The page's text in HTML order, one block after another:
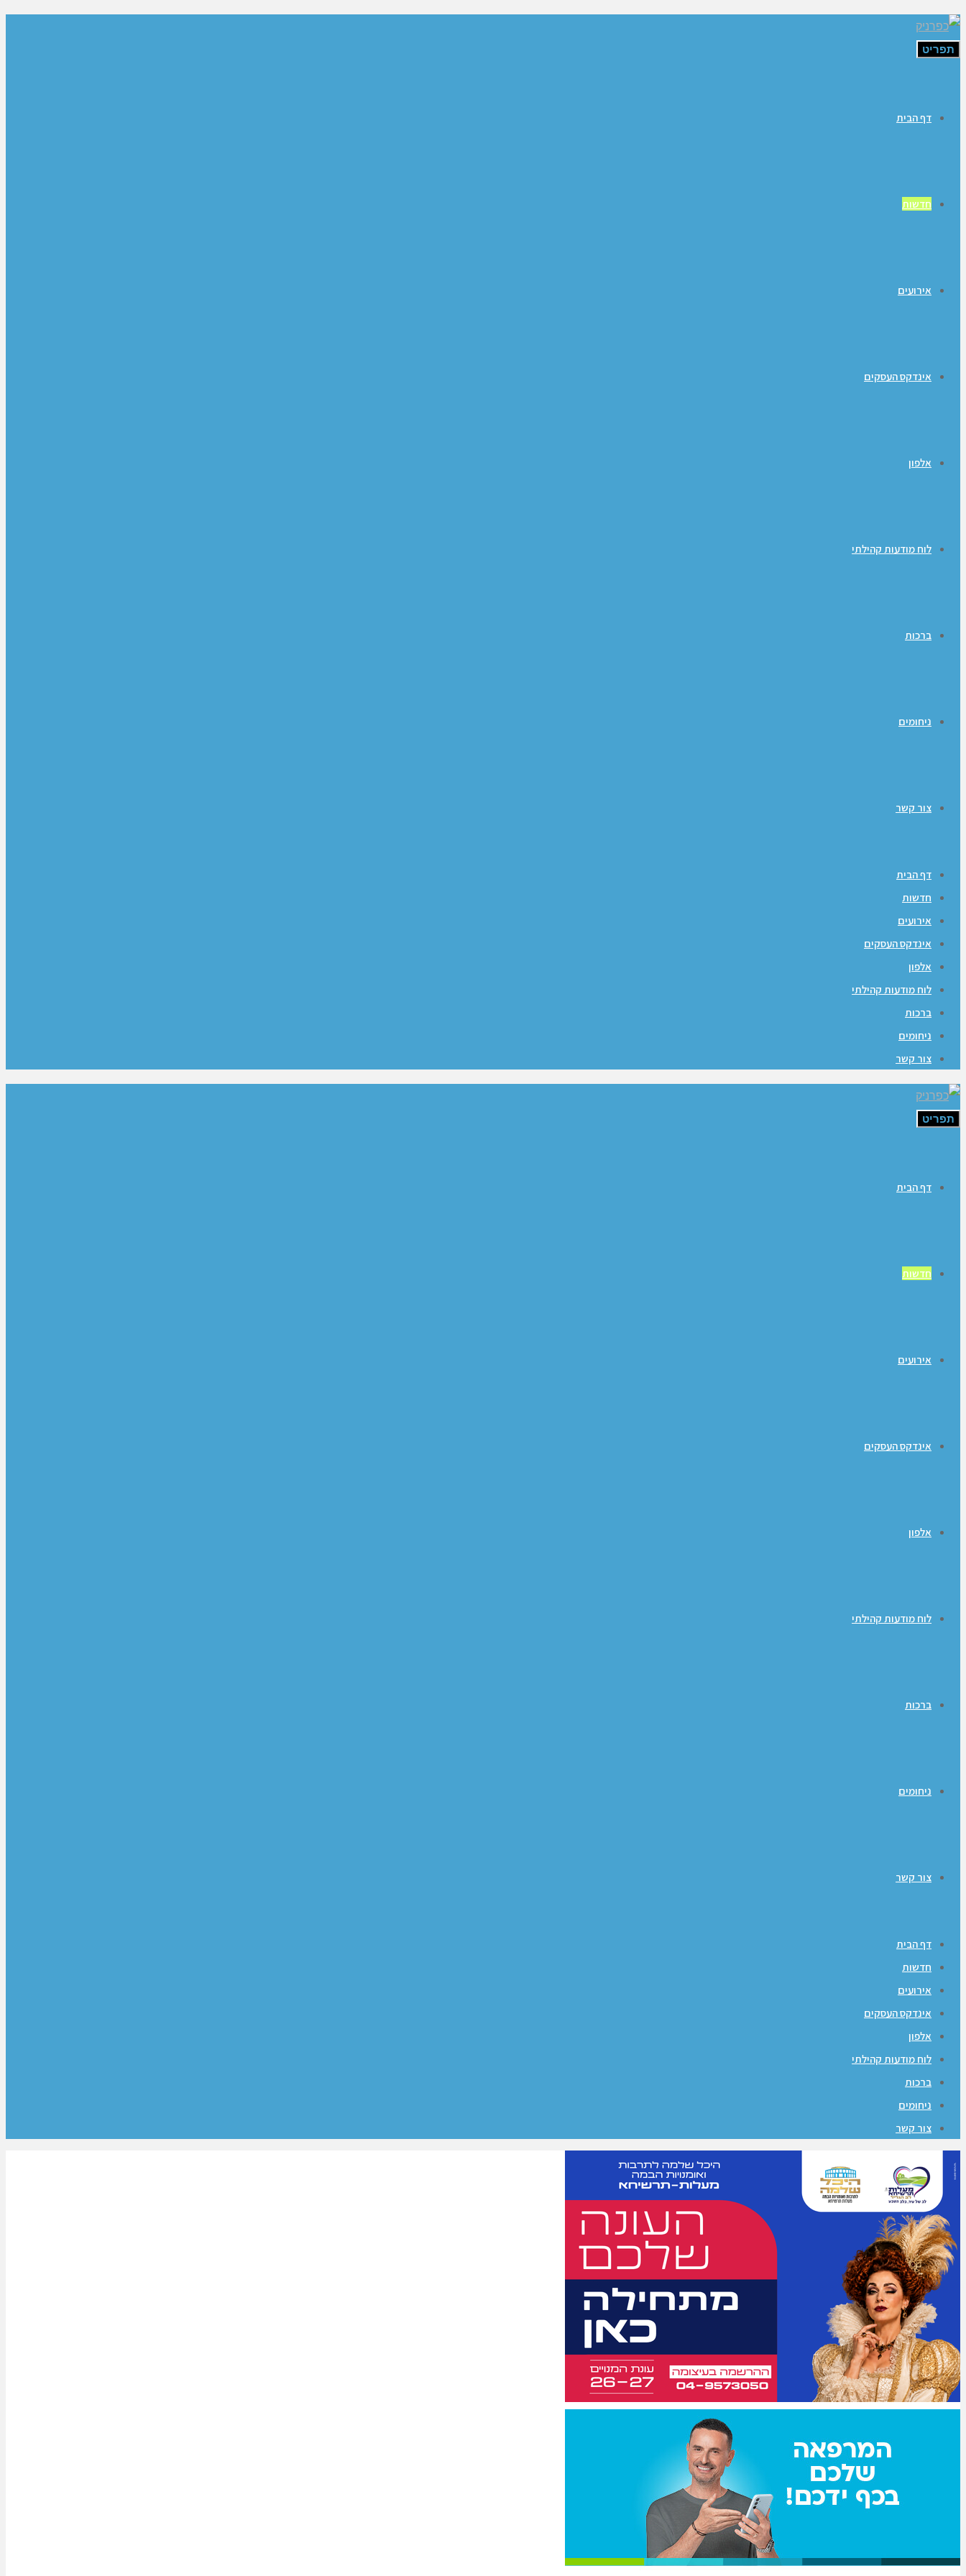
תפריט
דף הבית
חדשות
אירועים
אינדקס העסקים
אלפון
לוח מודעות קהילתי
ברכות
ניחומים
צור קשר
דף הבית
חדשות
אירועים
אינדקס העסקים
אלפון
לוח מודעות קהילתי
ברכות
ניחומים
צור קשר
תפריט
דף הבית
חדשות
אירועים
אינדקס העסקים
אלפון
לוח מודעות קהילתי
ברכות
ניחומים
צור קשר
דף הבית
חדשות
אירועים
אינדקס העסקים
אלפון
לוח מודעות קהילתי
ברכות
ניחומים
צור קשר